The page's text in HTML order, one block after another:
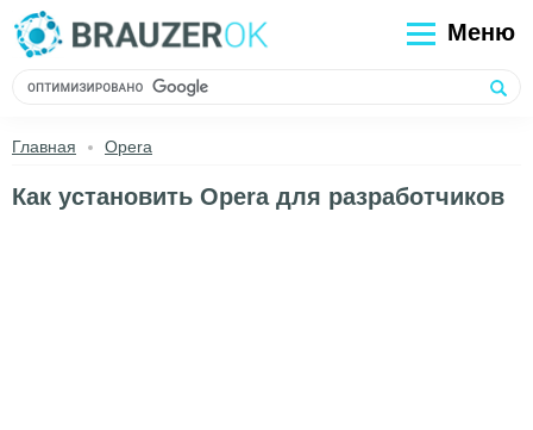
Меню
Главная Opera
Как установить Opera для разработчиков